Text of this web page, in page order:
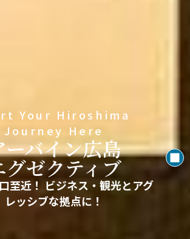
Your Hiroshima
Journey Here
ーバイン広島
グゼクティブ
至近！ ビジネス・観光とアグ
レッシブな拠点に！